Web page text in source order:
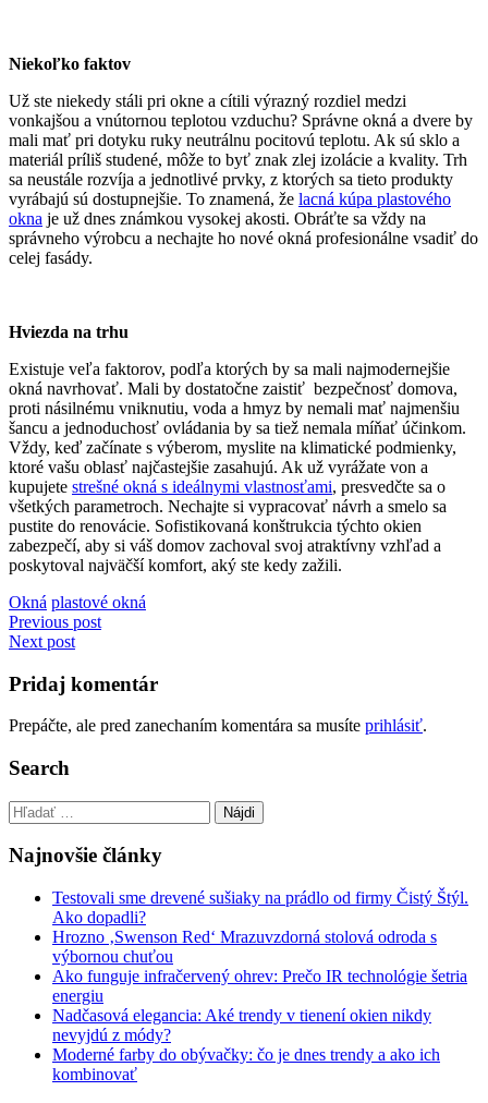
Niekoľko faktov
Už ste niekedy stáli pri okne a cítili výrazný rozdiel medzi
vonkajšou a vnútornou teplotou vzduchu? Správne okná a dvere by
mali mať pri dotyku ruky neutrálnu pocitovú teplotu. Ak sú sklo a
materiál príliš studené, môže to byť znak zlej izolácie a kvality. Trh
sa neustále rozvíja a jednotlivé prvky, z ktorých sa tieto produkty
vyrábajú sú dostupnejšie. To znamená, že lacná kúpa plastového
okna je už dnes známkou vysokej akosti. Obráťte sa vždy na
správneho výrobcu a nechajte ho nové okná profesionálne vsadiť do
celej fasády.
Hviezda na trhu
Existuje veľa faktorov, podľa ktorých by sa mali najmodernejšie
okná navrhovať. Mali by dostatočne zaistiť bezpečnosť domova,
proti násilnému vniknutiu, voda a hmyz by nemali mať najmenšiu
šancu a jednoduchosť ovládania by sa tiež nemala míňať účinkom.
Vždy, keď začínate s výberom, myslite na klimatické podmienky,
ktoré vašu oblasť najčastejšie zasahujú. Ak už vyrážate von a
kupujete strešné okná s ideálnymi vlastnosťami, presvedčte sa o
všetkých parametroch. Nechajte si vypracovať návrh a smelo sa
pustite do renovácie. Sofistikovaná konštrukcia týchto okien
zabezpečí, aby si váš domov zachoval svoj atraktívny vzhľad a
poskytoval najväčší komfort, aký ste kedy zažili.
Okná plastové okná
Navigácia
v
článku
Previous post
Next post
Pridaj komentár
Prepáčte, ale pred zanechaním komentára sa musíte prihlásiť.
Search
Hľadať:
Najnovšie články
Testovali sme drevené sušiaky na prádlo od firmy Čistý Štýl.
Ako dopadli?
Hrozno ‚Swenson Red‘ Mrazuvzdorná stolová odroda s
výbornou chuťou
Ako funguje infračervený ohrev: Prečo IR technológie šetria
energiu
Nadčasová elegancia: Aké trendy v tienení okien nikdy
nevyjdú z módy?
Moderné farby do obývačky: čo je dnes trendy a ako ich
kombinovať